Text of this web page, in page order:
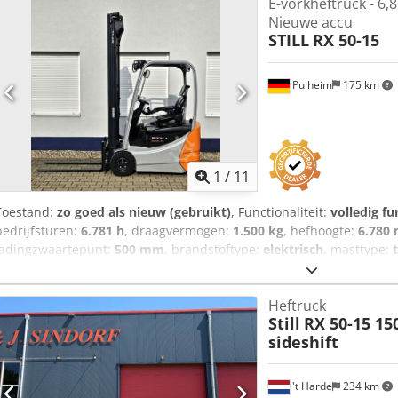
1 / 11
Pulheim 175 km
E-vorkheftruck -
Nieuwe accu
STILL RX 50-15
zo goed als nieuw (gebruikt), Functionaliteit: volledig
6.781 h, draagvermogen: 1.500 kg, hefhoogte: 6.780
500 mm, brandstoftype: elektrisch, masttype:
, resterende batterijcapaciteit:
tot:08/2027, vorklengte:1.200 mm, bandenconditie:
CE-markering, UVV veiligheidskeuring, verlichting,
, Stil RX 50-15 elektrische driewieler heftruck met
1.500 kg * Hefhoogte: 6.780 mm * Bouwhoogte:
STILL 1,5 ton elektrische driewieler heftruck, open cabine,
driplexmast met volledig vrij heffen, zijverschuiving, minihefboom,
't Harde 234 km
Heftruck
Still RX 50-15
sideshift